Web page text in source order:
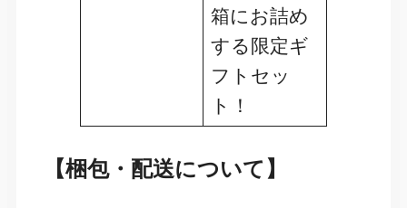
箱にお詰め
する限定ギ
フトセッ
ト！
【梱包・配送について】